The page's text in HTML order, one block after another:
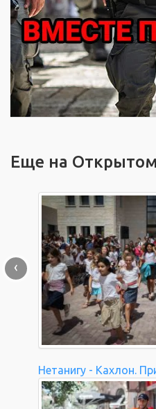
Еще на Открытом
Нетанигу - Кахлон.
‹